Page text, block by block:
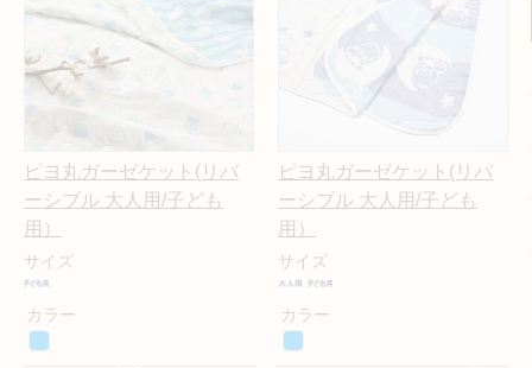
ピヨ丸ガーゼケット(リバ
ーシブル 大人用/子ども
用）
サイズ
カラー
ピヨ丸ガーゼケット(リバ
ーシブル 大人用/子ども
用）
サイズ
カラー